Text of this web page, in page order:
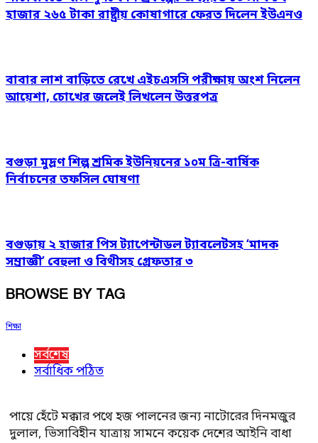
হাজার ২৬৫ টাকা রাষ্ট্রীয় কোষাগারে ফেরত দিলেন ইউএনও
বাবার লাশ বাড়িতে রেখে এইচএসসি পরীক্ষায় অংশ নিলেন
আয়েশা, চোখের জলেই লিখলেন উত্তরপত্র
বগুড়া মুদ্রণ শিল্প শ্রমিক ইউনিয়নের ১০ম ত্রি-বার্ষিক
নির্বাচনের তফসিল ঘোষণা
বগুড়ায় ২ হাজার পিস ট্যাপেন্টাডল ট্যাবলেটসহ ‘মাদক
সম্রাজ্ঞী’ বেহুলা ও বিথীসহ গ্রেফতার ৩
BROWSE BY TAG
শিক্ষা
সর্বশেষ
সর্বাধিক পঠিত
পায়ে হেঁটে মক্কার পথে হজ পালনের জন্য নাটোরের দিনমজুর
দুলাল, ভিসাবিহীন যাত্রায় সামনে কয়েক দেশের আইনি বাধা